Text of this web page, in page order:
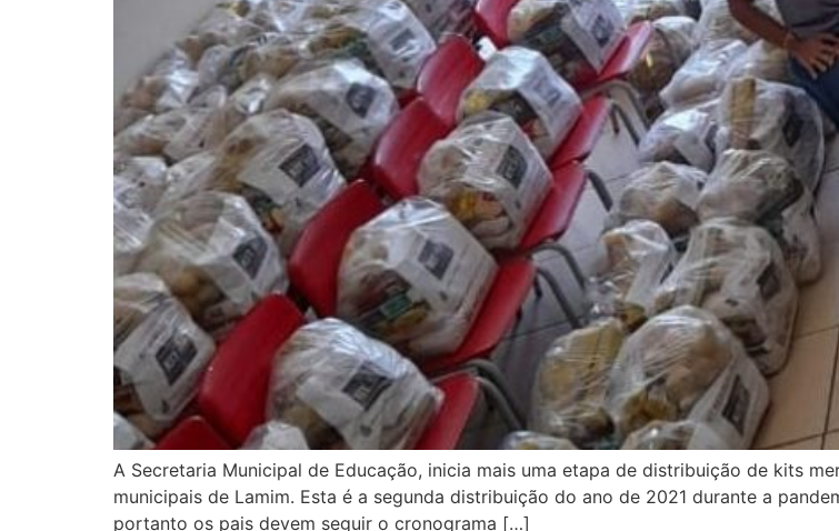
A Secretaria Municipal de Educação, inicia mais uma etapa de distribuição de kits
municipais de Lamim. Esta é a segunda distribuição do ano de 2021 durante a
portanto os pais devem seguir o cronograma […]